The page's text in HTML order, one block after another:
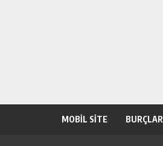
MOBİL SİTE BURÇLAR